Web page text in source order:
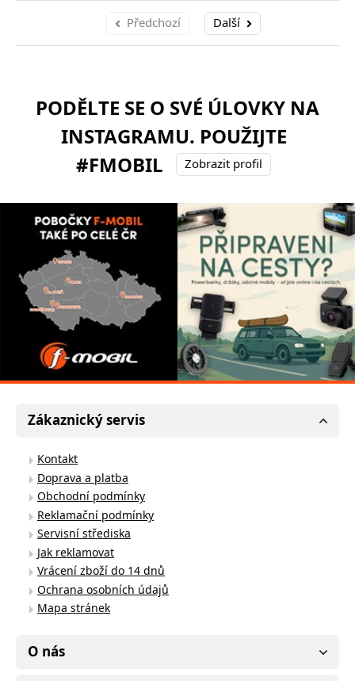
Předchozí Další
PODĚLTE SE O SVÉ ÚLOVKY NA
INSTAGRAMU. POUŽIJTE
#FMOBIL
Zobrazit profil
Zákaznický servis
Kontakt
Doprava a platba
Obchodní podmínky
Reklamační podmínky
Servisní střediska
Jak reklamovat
Vrácení zboží do 14 dnů
Ochrana osobních údajů
Mapa stránek
O nás